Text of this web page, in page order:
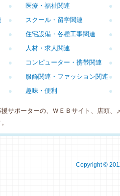
医療・福祉関連
●
●
スクール・留学関連
●
●
住宅設備・各種工事関連
●
●
人材・求人関連
●
●
コンピューター・携帯関連
●
●
服飾関連・ファッション関連
●
●
趣味・便利
● ●
サポーターの、ＷＥＢサイト、店頭、
Copyright ©